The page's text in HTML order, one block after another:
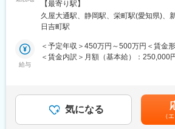
研修が入社後研修としてあり、PC慣れ
入社いただけます。
■配属後も丁寧なフォロー：
ォローアップ研修や、専門性を高める
様々な研修をご用意しています。
・スーパーフレックスタイム制を導入し
のスケジュールに合わせて始業、就業時
す。
を募集しています。
・治験被験者である患者さんへの内容説
・治験担当医師の補助
・検査／投薬スケジュール調整、治験
※職場は基本的に委託されている医療機
がなく苦しんでいる患者さんに対して
で治療にあたる医師やスタッフのサポー
城線／久屋大通駅受動喫煙対策：屋内全
岡オフィス住所：静岡県静岡市葵区御幸町11-30 エク
静岡ビル勤務地最寄駅：JR線／静岡駅受
【最寄り駅】
久屋大通駅、静岡駅、栄町駅(愛知県)、
日吉町駅
給与
＜予定年収＞450万円～500万円＜賃金
＜賃金内訳＞月額（基本給）：250,000
気になる
（